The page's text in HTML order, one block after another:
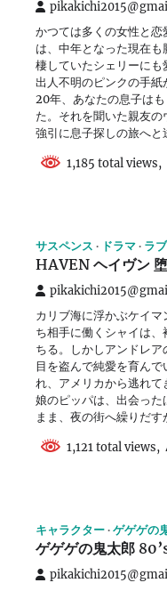
かつては多くの女性と
は、中年となった現在
棲していたシェリーに
出人不明のピンクの手紙
20年、あなたの息子は
た。それを聞いた親友
強引に息子探しの旅へと
1,185 total
サスペンス ドラマ ラ
HAVEN ヘイヴン
カリブ海に浮かぶケイ
ち相手に働くシャイは
ちる。しかしアンドレ
目を盗んで純愛を育ん
れ、アメリカから逃れて
娘のピッパは、出会っ
まま、夜の街へ繰りだす
1,121 total views,
キャラクター ゲゲゲの
ゲゲゲの鬼太郎